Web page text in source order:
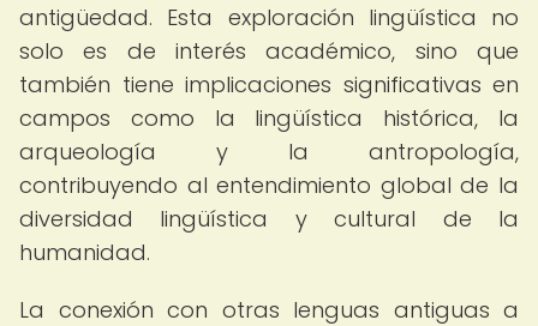
antigüedad. Esta exploración lingüística no
solo es de interés académico, sino que
también tiene implicaciones significativas en
campos como la lingüística histórica, la
arqueología y la antropología,
contribuyendo al entendimiento global de la
diversidad lingüística y cultural de la
humanidad.
La conexión con otras lenguas antiguas a